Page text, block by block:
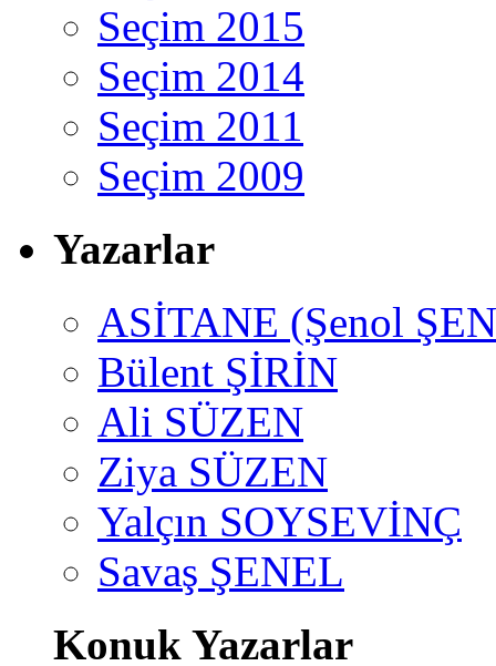
Seçim 2015
Seçim 2014
Seçim 2011
Seçim 2009
Yazarlar
ASİTANE (Şenol
Bülent ŞİRİN
Ali SÜZEN
Ziya SÜZEN
Yalçın SOYSEVİNÇ
Savaş ŞENEL
Konuk Yazarlar